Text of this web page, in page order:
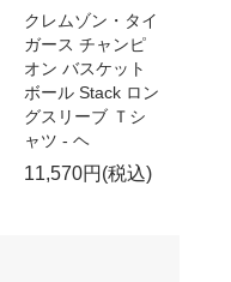
クレムゾン・タイ
ガース チャンピ
オン バスケット
ボール Stack ロン
グスリーブ Ｔシ
ャツ - ヘ
11,570円(税込)